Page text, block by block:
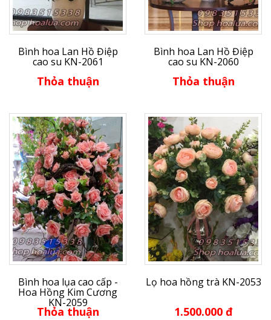
Bình hoa Lan Hồ Điệp
cao su KN-2061
Thỏa thuận
Bình hoa Lan Hồ Điệp
cao su KN-2060
Thỏa thuận
Bình hoa lụa cao cấp -
Hoa Hồng Kim Cương
KN-2059
Thỏa thuận
Lọ hoa hồng trà KN-2053
1.500.000 đ